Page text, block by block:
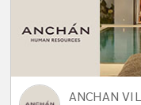
ANCHAN